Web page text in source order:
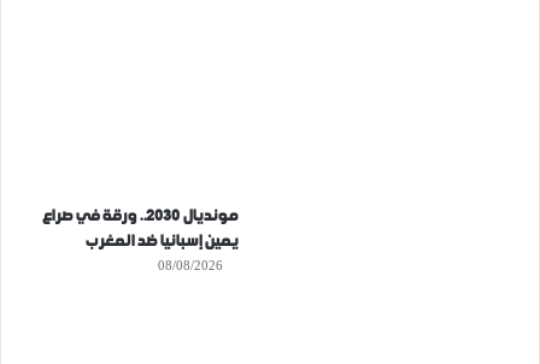
مونديال 2030.. ورقة في صراع
يمين إسبانيا ضد المغرب
08/08/2026